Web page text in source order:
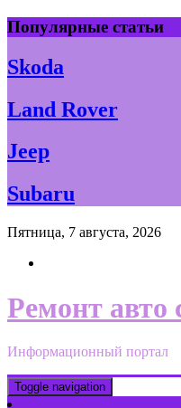
Skip
to
content
Популярные статьи
Skoda
Land Rover
Jeep
Subaru
Пятница, 7 августа, 2026
Ремонт авто
Информационный портал
Toggle navigation